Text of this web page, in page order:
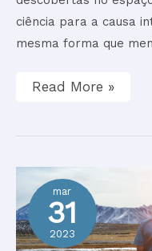
ciência para a causa
mesma forma que
Read More »
mar
31
2023